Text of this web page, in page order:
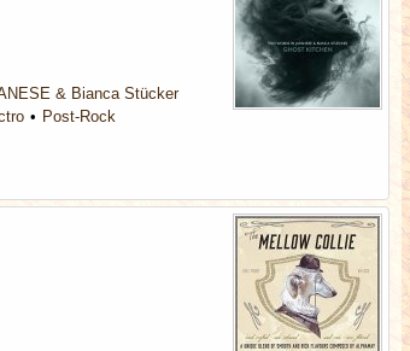
& Bianca Stücker
Post-Rock